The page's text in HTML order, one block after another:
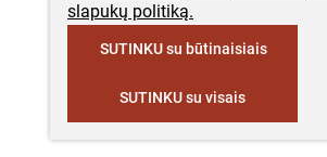
slapukų politiką.
SUTINKU su būtinaisiais
SUTINKU su visais